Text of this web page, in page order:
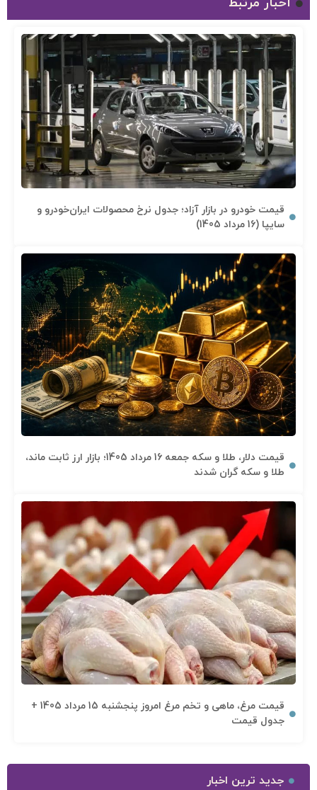
قیمت خودرو در بازار آزاد؛ جدول نرخ محصولات ایران‌خودرو و
سایپا (16 مرداد 1405)
قیمت دلار، طلا و سکه جمعه 16 مرداد 1405؛ بازار ارز ثابت ماند،
طلا و سکه گران شدند
قیمت مرغ، ماهی و تخم مرغ امروز پنجشنبه 15 مرداد 1405 +
جدول قیمت
جدید ترین اخبار